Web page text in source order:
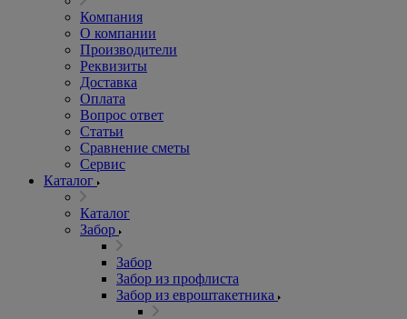
Компания
О компании
Производители
Реквизиты
Доставка
Оплата
Вопрос ответ
Статьи
Сравнение сметы
Сервис
Каталог
Каталог
Забор
Забор
Забор из профлиста
Забор из евроштакетника